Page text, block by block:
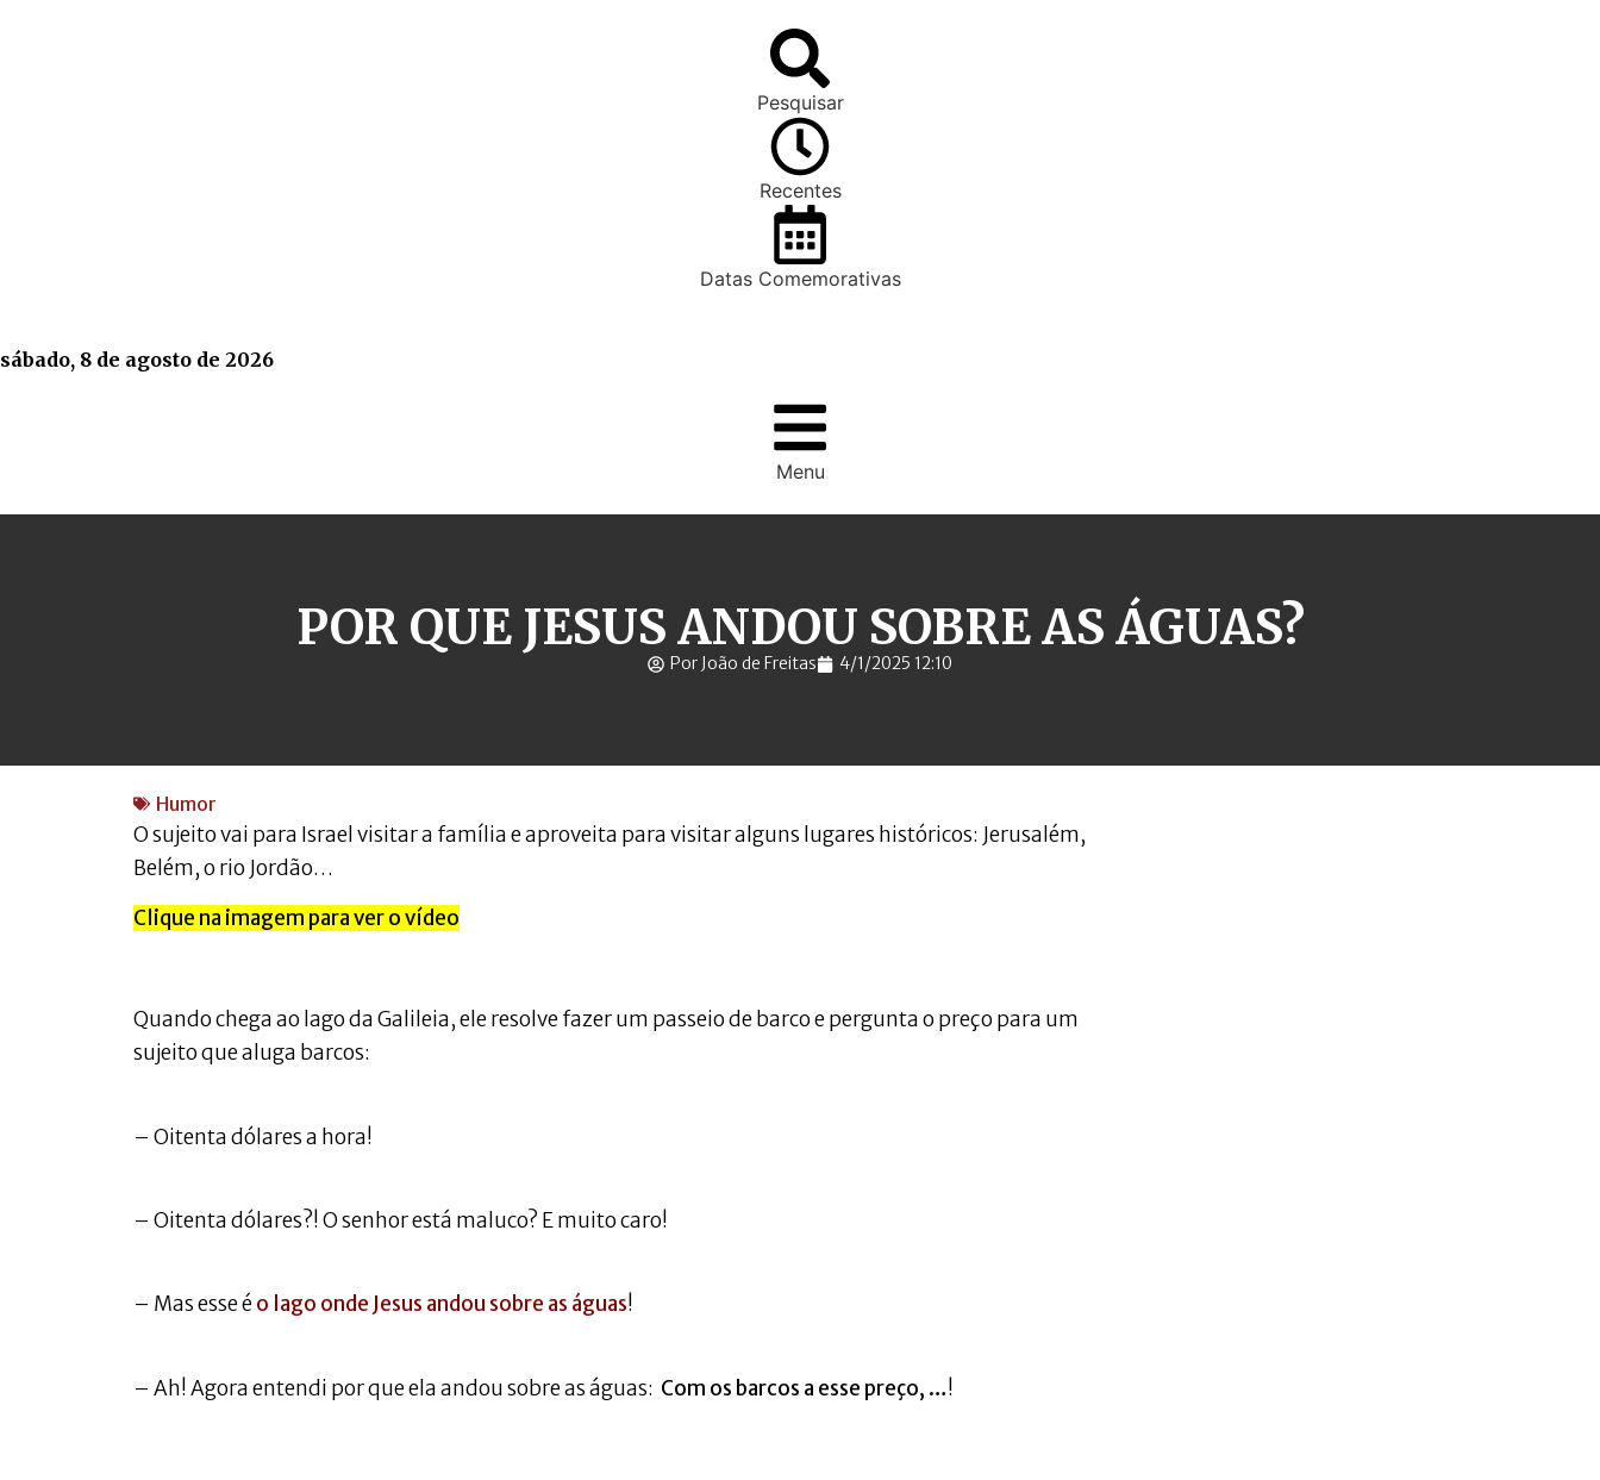
Pesquisar
Recentes
Datas Comemorativas
sábado, 8 de agosto de 2026
Menu
POR QUE JESUS ANDOU SOBRE AS ÁGUAS?
Por João de Freitas 4/1/2025 12:10
Humor
O sujeito vai para Israel visitar a família e aproveita para visitar alguns lugares históricos: Jerusalém,
Belém, o rio Jordão…
Clique na imagem para ver o vídeo
Quando chega ao lago da Galileia, ele resolve fazer um passeio de barco e pergunta o preço para um
sujeito que aluga barcos:
– Oitenta dólares a hora!
– Oitenta dólares?! O senhor está maluco? E muito caro!
– Mas esse éo lago onde Jesus andou sobre as águas!
– Ah! Agora entendi por que ela andou sobre as águas: Com os barcos a esse preço, …!